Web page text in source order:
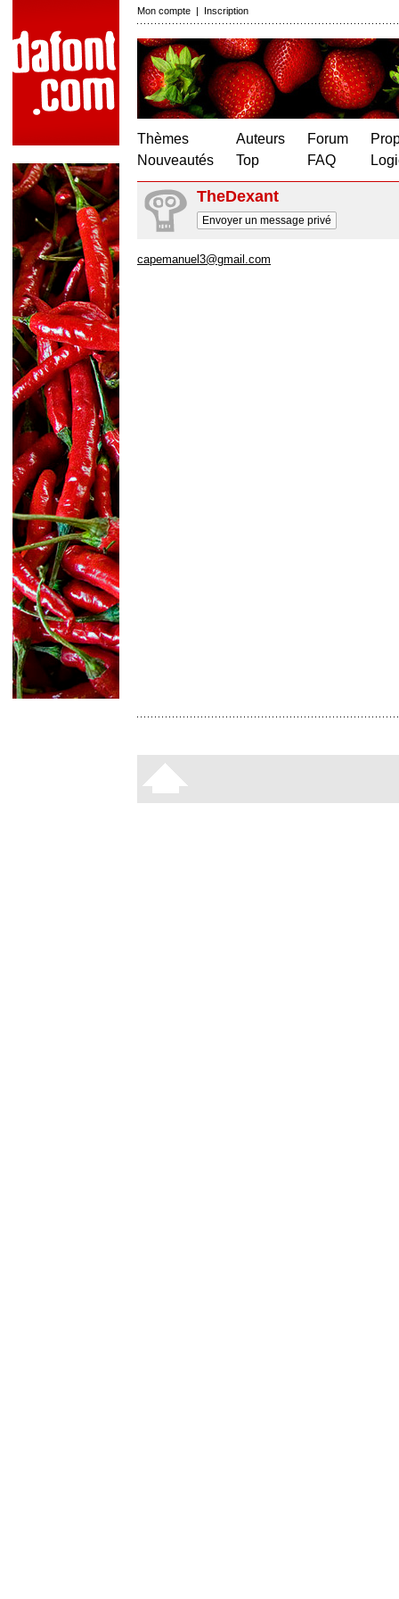
Mon compte | Inscription
Thèmes
Nouveautés
Auteurs
Top
Forum
FAQ
TheDexant
Envoyer un message privé
capemanuel3@gmail.com